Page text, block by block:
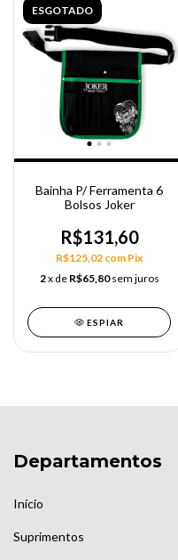
ESGOTADO
Bainha P/ Ferramenta 6
Bolsos Joker
R$131,60
R$125,02 com Pix
2x de R$65,80 sem juros
ESPIAR
Departamentos
Início
Suprimentos